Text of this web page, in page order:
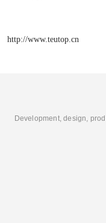
http://www.teutop.cn
Development, design,